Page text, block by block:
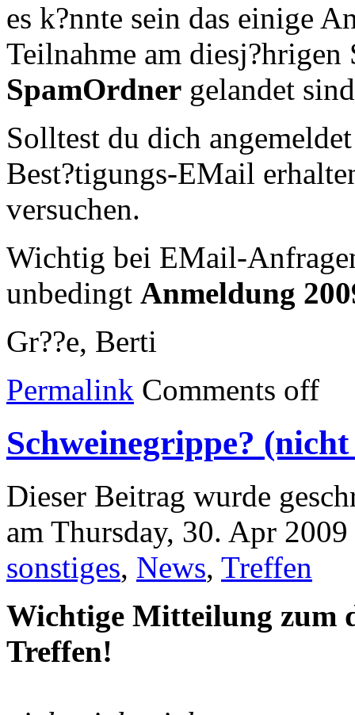
es k?nnte sein das einige
Teilnahme am
SpamOrdner gelandet
Solltest du dich
Best?tigungs-EMail
versuchen.
Wichtig bei EMail-
unbedingt Anmeldung
Gr??e, Berti
Permalink Comments off
Schweinegrippe?
Dieser Beitrag wurde
am Thursday, 30. Apr
sonstiges, News, Treffen
Wichtige Mitteilung zum
Treffen!